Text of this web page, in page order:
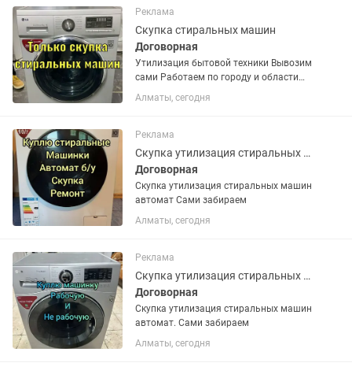
городу Присылайте фото машинки
Реклама
Скупка стиральных машин
Договорная
Утилизация бытовой техники Вывозим
сами Работаем по городу и области
продам стиральную машину автомат в
хорошем состоянии Доставка
обмен с доплатой Звоните или пишите
Алматы, сегодня
Реклама
Скупка утилизация стиральных машин автомат
Договорная
Скупка утилизация стиральных машин
автомат Сами забираем
Алматы, сегодня
Реклама
Скупка утилизация стиральных машин
Договорная
Скупка утилизация стиральных машин
автомат. Сами забираем
Алматы, сегодня